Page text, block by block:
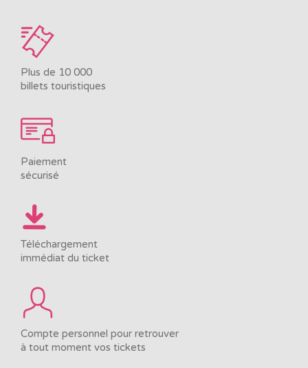
Plus de 10 000
billets touristiques
Paiement
sécurisé
Téléchargement
immédiat du ticket
Compte personnel pour retrouver
à tout moment vos tickets